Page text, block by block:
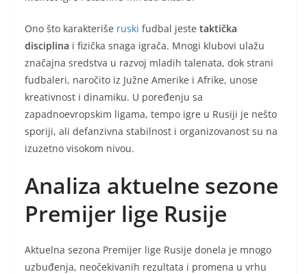
Ono što karakteriše ruski fudbal jeste taktička
disciplina i fizička snaga igrača. Mnogi klubovi ulažu
značajna sredstva u razvoj mladih talenata, dok strani
fudbaleri, naročito iz Južne Amerike i Afrike, unose
kreativnost i dinamiku. U poređenju sa
zapadnoevropskim ligama, tempo igre u Rusiji je nešto
sporiji, ali defanzivna stabilnost i organizovanost su na
izuzetno visokom nivou.
Analiza aktuelne sezone
Premijer lige Rusije
Aktuelna sezona Premijer lige Rusije donela je mnogo
uzbuđenja, neočekivanih rezultata i promena u vrhu